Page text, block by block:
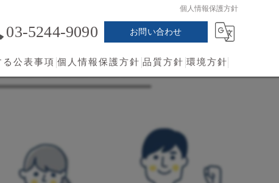
個人情報保護方針
03-5244-9090 お問い合わせ
公表事項 個人情報保護方針 品質方針 環境方針